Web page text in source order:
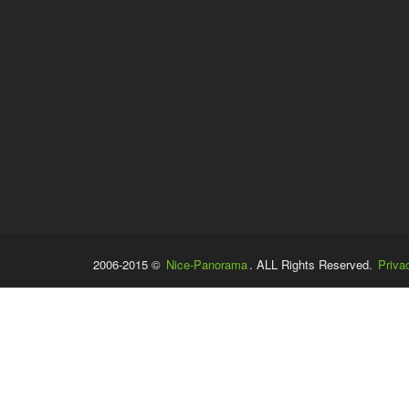
2006-2015 © Nice-Panorama. ALL Rights Reserved.